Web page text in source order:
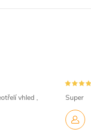
vhled ,
Super